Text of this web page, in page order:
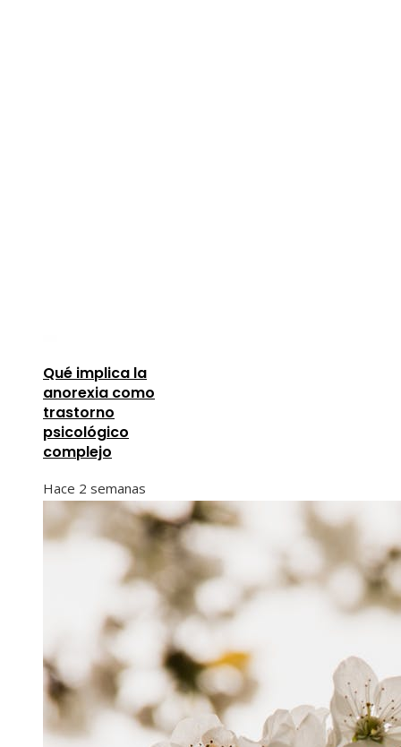
Qué implica la
anorexia como
trastorno
psicológico
complejo
Hace 2 semanas